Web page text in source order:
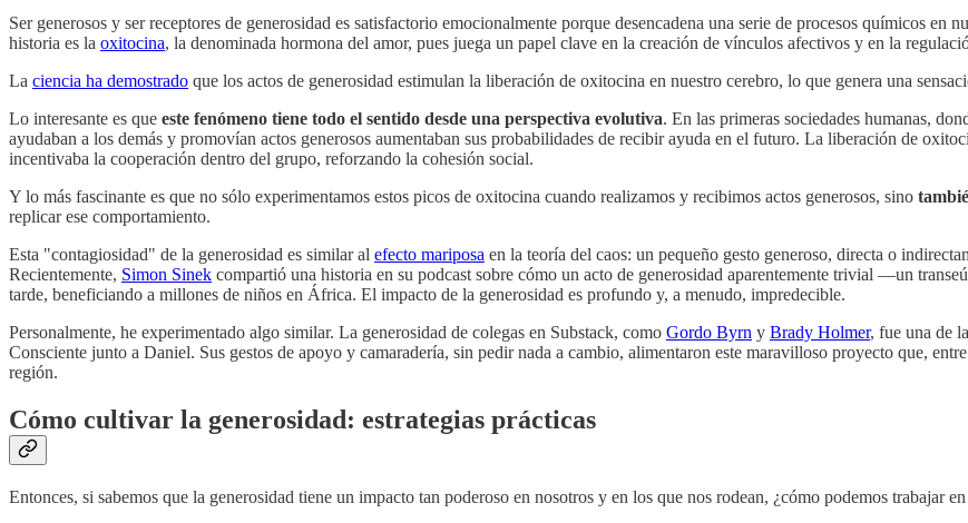
Ser generosos y ser receptores de generosidad es satisfactorio emocionalmente porque desencadena una serie de procesos químicos en
historia es la oxitocina, la denominada hormona del amor, pues juega un papel clave en la creación de vínculos afectivos y en la
La ciencia ha demostrado que los actos de generosidad estimulan la liberación de oxitocina en nuestro cerebro, lo que genera una
Lo interesante es que este fenómeno tiene todo el sentido desde una perspectiva evolutiva. En las primeras sociedades humanas,
ayudaban a los demás y promovían actos generosos aumentaban sus probabilidades de recibir ayuda en el futuro. La liberación de
incentivaba la cooperación dentro del grupo, reforzando la cohesión social.
Y lo más fascinante es que no sólo experimentamos estos picos de oxitocina cuando realizamos y recibimos actos generosos, sino
replicar ese comportamiento.
Esta "contagiosidad" de la generosidad es similar al efecto mariposa en la teoría del caos: un pequeño gesto generoso, directa o
Recientemente, Simon Sinek compartió una historia en su podcast sobre cómo un acto de generosidad aparentemente trivial —un
tarde, beneficiando a millones de niños en África. El impacto de la generosidad es profundo y, a menudo, impredecible.
Personalmente, he experimentado algo similar. La generosidad de colegas en Substack, como Gordo Byrn y Brady Holmer, fue una de
Consciente junto a Daniel. Sus gestos de apoyo y camaradería, sin pedir nada a cambio, alimentaron este maravilloso proyecto que,
región.
Cómo cultivar la generosidad: estrategias prácticas
Entonces, si sabemos que la generosidad tiene un impacto tan poderoso en nosotros y en los que nos rodean, ¿cómo podemos trabajar